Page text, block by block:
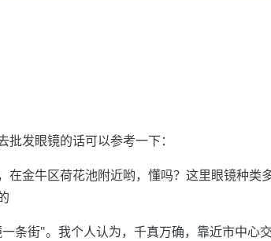
发眼镜的话可以参考一下：
在金牛区荷花池附近哟，懂吗？这里眼镜种类
条街"。我个人认为，千真万确，靠近市中心